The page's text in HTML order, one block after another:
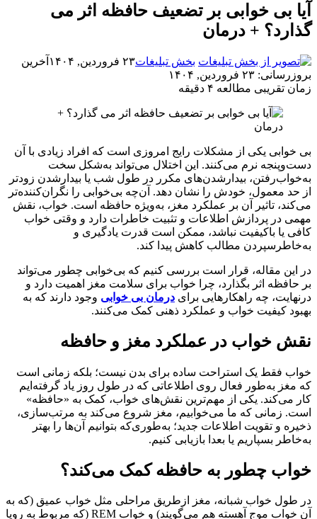
آیا بی خوابی بر تضعیف حافظه اثر می
گذارد؟ + درمان
بخش تبلیغات۲۳ فروردین, ۱۴۰۴
آخرین
بروزرسانی: ۲۳ فروردین, ۱۴۰۴
زمان تقریبی مطالعه ۴ دقیقه
بی خوابی یکی از مشکلات رایج امروزی است که افراد زیادی با آن
دست‌و‌پنجه نرم می‌کنند. این اختلال می‌تواند به‌شکل سخت
به‌خواب‌رفتن، بیدارشدن‌های مکرر در طول شب یا بیدارشدن زودتر
از حد معمول، خودش را نشان دهد. آن‌چه بی‌خوابی را نگران‌کننده‌تر
می‌کند، تاثیر آن بر عملکرد مغز، به‌ویژه حافظه است. خواب، نقش
مهمی در پردازش اطلاعات و تثبیت خاطرات دارد و وقتی خواب
کافی یا باکیفیت نباشد، ممکن است قدرت یادگیری و
به‌خاطرسپردن مطالب کاهش پیدا کند.
در این مقاله، قرار است بررسی کنیم که بی‌خوابی چطور می‌تواند
بر حافظه اثر بگذارد، چرا خواب برای سلامت مغز اهمیت دارد و
درنهایت، چه راهکارهایی برای درمان بی خوابی وجود دارند که به
بهبود کیفیت خواب و عملکرد ذهنی کمک می‌کنند.
نقش خواب در عملکرد مغز و حافظه
خواب فقط یک استراحت ساده برای بدن نیست؛ بلکه زمانی‌ است
که مغز به‌طور فعال روی اطلاعاتی که در طول روز یاد گرفته‌ایم
کار می‌کند. یکی از مهم‌ترین نقش‌های خواب، کمک به «حافظه»
است. زمانی که ما می‌خوابیم، مغز شروع می‌کند به مرتب‌سازی،
ذخیره و تقویت اطلاعات جدید؛ به‌طوری‌که بتوانیم آن‌ها را بهتر
به‌خاطر بسپاریم یا بعدا بازیابی کنیم.
خواب چطور به حافظه کمک می‌کند؟
در طول خواب شبانه، مغز ازطریق مراحلی مثل خواب عمیق (که به
آن خواب موج آهسته هم می‌گویند) و خواب REM (که مربوط به رویا